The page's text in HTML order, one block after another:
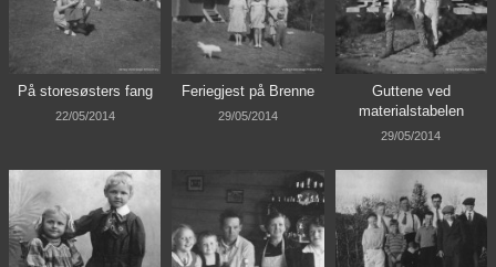
På storesøsters fang
22/05/2014
Feriegjest på Brenne
29/05/2014
Guttene ved
materialstabelen
29/05/2014